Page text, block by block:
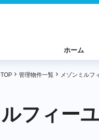
ホーム
管理物件一覧 メゾンミルフ
フィー